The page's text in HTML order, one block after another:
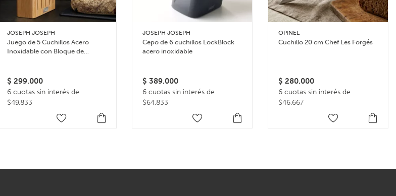
JOSEPH JOSEPH
Juego de 5 Cuchillos Acero
Inoxidable con Bloque de
$ 299.000
6 cuotas sin interés de
$49.833
JOSEPH JOSEPH
Cepo de 6 cuchillos LockBlock
acero inoxidable
$ 389.000
6 cuotas sin interés de
$64.833
OPINEL
Cuchillo 20 cm Chef Les Forgés
$ 280.000
6 cuotas sin interés de
$46.667